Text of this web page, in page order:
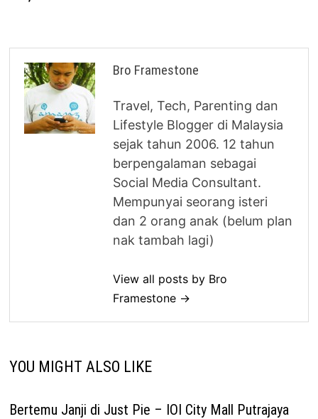
Bro Framestone
Travel, Tech, Parenting dan
Lifestyle Blogger di Malaysia
sejak tahun 2006. 12 tahun
berpengalaman sebagai
Social Media Consultant.
Mempunyai seorang isteri
dan 2 orang anak (belum plan
nak tambah lagi)
View all posts by Bro
Framestone →
YOU MIGHT ALSO LIKE
Bertemu Janji di Just Pie – IOI City Mall Putrajaya